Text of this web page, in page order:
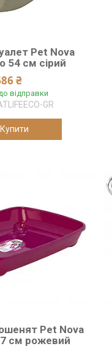
Pet Nova
54 см сірий
₴
відправки
GR
Купити
Pet Nova
см рожевий